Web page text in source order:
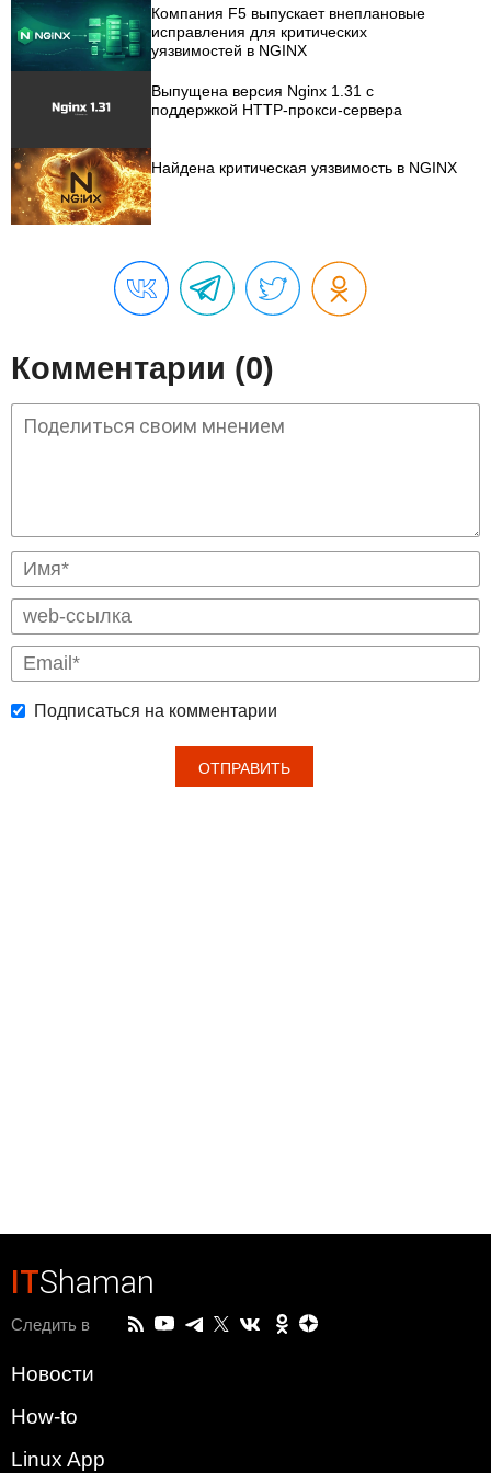
Компания F5 выпускает внеплановые
исправления для критических
уязвимостей в NGINX
Выпущена версия Nginx 1.31 с
поддержкой HTTP-прокси-сервера
Найдена критическая уязвимость в NGINX
Комментарии (0)
Подписаться на комментарии
ITShaman
Следить в
Новости
How-to
Linux App